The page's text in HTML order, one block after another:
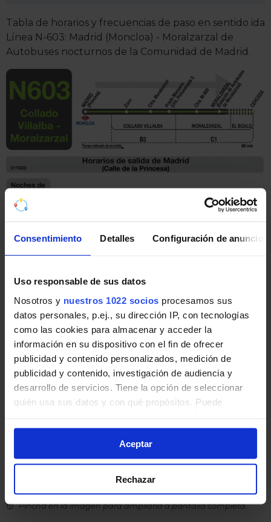
Consentimiento Detalles Configuración de anuncios
Uso responsable de sus datos
Nosotros y nuestros 1022 socios procesamos sus
datos personales, p.ej., su dirección IP, con tecnologías
como las cookies para almacenar y acceder la
información en su dispositivo con el fin de ofrecer
publicidad y contenido personalizados, medición de
publicidad y contenido, investigación de audiencia y
desarrollo de servicios. Tiene la opción de seleccionar
quién usa sus datos y con qué propósitos. Puede
momento desde la Declaración de cookies o clicando en
el Menú de consentimiento.
Si lo permite, también quisiéramos:
Recopilar información sobre su ubicación
geográfica que puede tener una precisión de varios
Aceptar
Rechazar
Tabla de horarios y frecuencias de paso en sentido ida
Línea N-603: Madrid (Moncloa) - Moralzarzal de
Autobuses nocturnos de la Comunidad de Madrid.
Horario vuelta de Línea N-603
Tabla de horarios y frecuencias de paso en sentido
vuelta Línea N-603: Madrid (Moncloa) - Moralzarzal
de Autobuses nocturnos de la Comunidad de
Madrid.
Pincha en la imagen para ampliarla a pantalla completa.